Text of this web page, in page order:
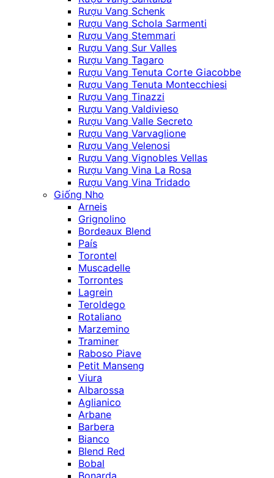
Rượu Vang Schenk
Rượu Vang Schola Sarmenti
Rượu Vang Stemmari
Rượu Vang Sur Valles
Rượu Vang Tagaro
Rượu Vang Tenuta Corte Giacobbe
Rượu Vang Tenuta Montecchiesi
Rượu Vang Tinazzi
Rượu Vang Valdivieso
Rượu Vang Valle Secreto
Rượu Vang Varvaglione
Rượu Vang Velenosi
Rượu Vang Vignobles Vellas
Rượu Vang Vina La Rosa
Rượu Vang Vina Tridado
Giống Nho
Arneis
Grignolino
Bordeaux Blend
País
Torontel
Muscadelle
Torrontes
Lagrein
Teroldego
Rotaliano
Marzemino
Traminer
Raboso Piave
Petit Manseng
Viura
Albarossa
Aglianico
Arbane
Barbera
Bianco
Blend Red
Bobal
Bonarda